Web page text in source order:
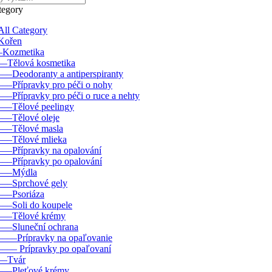
Category
kosmetika
a antiperspiranty
pro péči o nohy
pro péči o ruce a nehty
peelingy
oleje
masla
mlieka
na opalování
po opalování
gely
do koupele
krémy
ochrana
na opaľovanie
Prípravky po opaľovaní